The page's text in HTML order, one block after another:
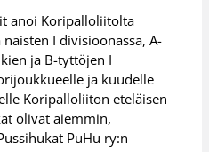
anoi Koripalloliitolta
I divisioonassa, A-
ja B-tyttöjen I
ja kuudelle
Koripalloliiton eteläisen
olivat aiemmin,
PuHu ry:n